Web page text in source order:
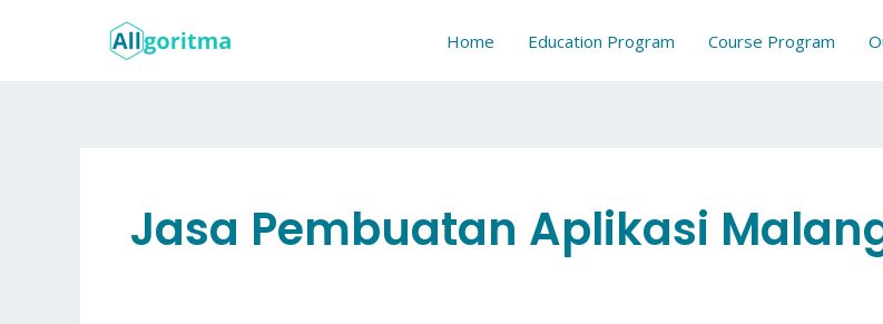
Home Education Program Course Program
Jasa Pembuatan Aplikasi